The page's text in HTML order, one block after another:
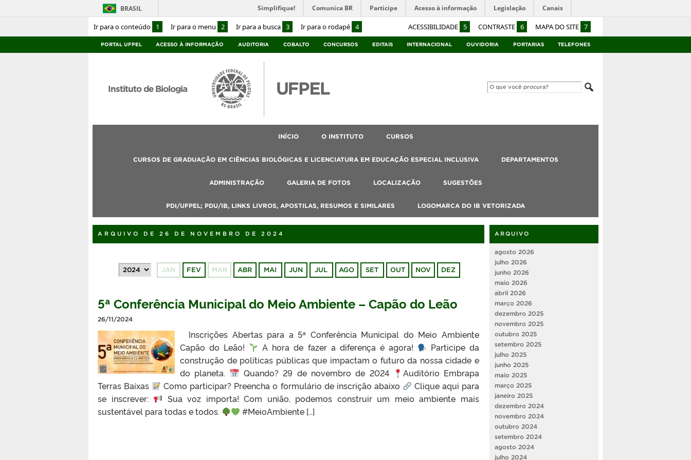
Ir para o conteúdo 1 Ir para o menu 2 Ir para a busca 3 Ir para o rodapé 4 ACESSIBILIDADE 5 CONTRASTE 6 MAPA DO SITE 7
BRASIL Simplifique! Comunica BR Participe Acesso à informação Legislação Canais
PORTAL UFPEL ACESSO À INFORMAÇÃO AUDITORIA COBALTO CONCURSOS EDITAIS INTERNACIONAL OUVIDORIA PORTARIAS TELEFONES
Instituto de Biologia
INÍCIO O INSTITUTO CURSOS
CURSOS DE GRADUAÇÃO EM CIÊNCIAS BIOLÓGICAS E LICENCIATURA EM EDUCAÇÃO ESPECIAL INCLUSIVA DEPARTAMENTOS
ADMINISTRAÇÃO GALERIA DE FOTOS LOCALIZAÇÃO SUGESTÕES
PDI/UFPEL; PDU/IB, LINKS LIVROS, APOSTILAS, RESUMOS E SIMILARES LOGOMARCA DO IB VETORIZADA
ARQUIVO DE 26 DE NOVEMBRO DE 2024
JAN FEV MAR ABR MAI JUN JUL AGO SET OUT NOV DEZ
5ª Conferência Municipal do Meio Ambiente – Capão do Leão
26/11/2024
Inscrições Abertas para a 5ª Conferência Municipal do Meio Ambiente
Capão do Leão!
A hora de fazer a diferença é agora!
Participe da
construção de políticas públicas que impactam o futuro da nossa cidade e
do planeta.
Quando? 29 de novembro de 2024
Auditório Embrapa
Terras Baixas
Como participar? Preencha o formulário de inscrição abaixo
Clique aqui para
se inscrever:
Sua voz importa! Com união, podemos construir um meio ambiente mais
sustentável para todas e todos.
#MeioAmbiente […]
ARQUIVO
agosto 2026
julho 2026
junho 2026
maio 2026
abril 2026
março 2026
dezembro 2025
novembro 2025
outubro 2025
setembro 2025
julho 2025
junho 2025
maio 2025
março 2025
janeiro 2025
dezembro 2024
novembro 2024
outubro 2024
setembro 2024
agosto 2024
julho 2024